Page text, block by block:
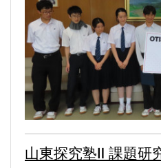
山東探究塾Ⅱ 課題研